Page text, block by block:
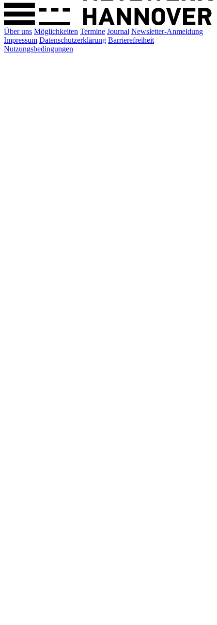
Über uns Möglichkeiten Termine Journal Newsletter-Anmeldung
Impressum Datenschutzerklärung Barrierefreiheit
Nutzungsbedingungen